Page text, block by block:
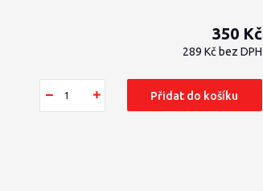
350 Kč
289 Kč bez DPH
Přidat do košíku